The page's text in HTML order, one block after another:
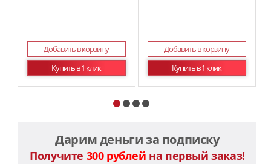
Добавить в корзину
Купить в 1 клик
Добавить в корзину
Купить в 1 клик
Дарим деньги за подписку
Получите 300 рублей на первый заказ!